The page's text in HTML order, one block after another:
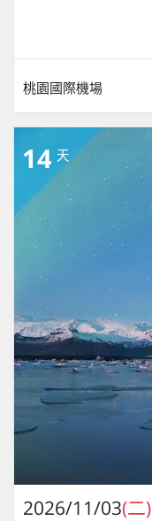
桃園國際機場
14 天
2026/11/03(二)